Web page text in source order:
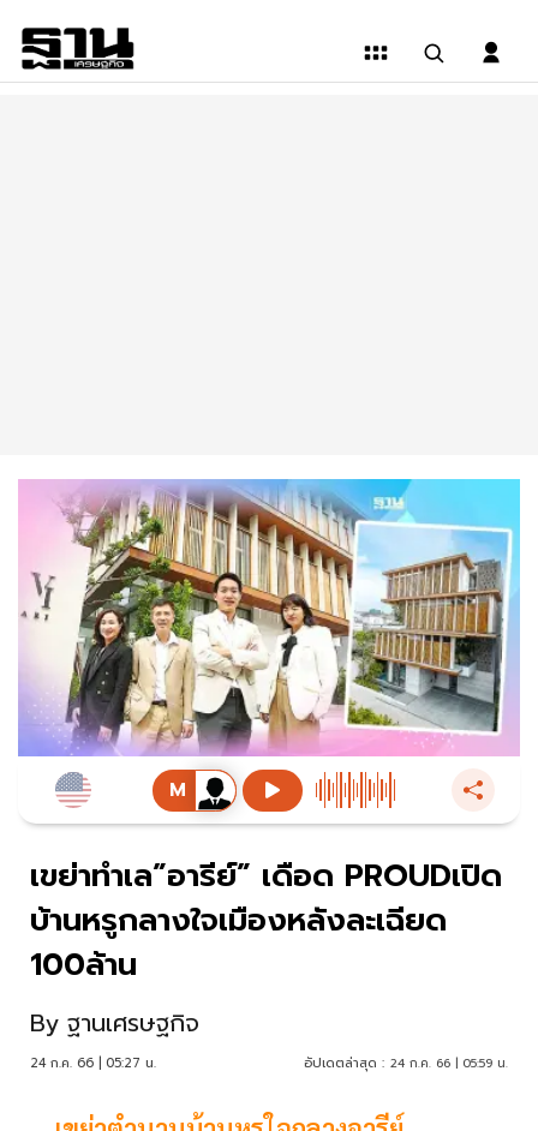
เขย่าทำเล”อารีย์” เดือด PROUDเปิด
บ้านหรูกลางใจเมืองหลังละเฉียด
100ล้าน
By ฐานเศรษฐกิจ
24 ก.ค. 66 | 05:27 น. อัปเดตล่าสุด : 24 ก.ค. 66 | 05:59 น.